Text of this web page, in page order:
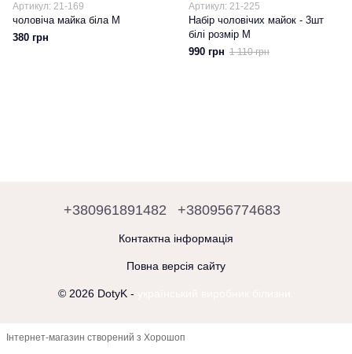
Артикул: 21-169
чоловіча майка біла M
380 грн
Артикул: 21-225
Набір чоловічих майок - 3шт
білі розмір M
990 грн 1 110 грн
+380961891482 +380956774683
Контактна інформація
Повна версія сайту
© 2026 DotyK -
Інтернет-магазин створений з Хорошоп